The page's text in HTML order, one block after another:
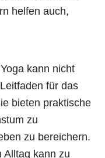
helfen auch,
kann nicht
für das
bieten praktische
zu
zu bereichern.
Alltag kann zu